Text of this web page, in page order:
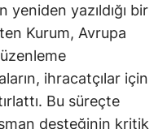
yeniden yazıldığı bir
Kurum, Avrupa
ihracatçılar için
Bu süreçte
desteğinin kritik